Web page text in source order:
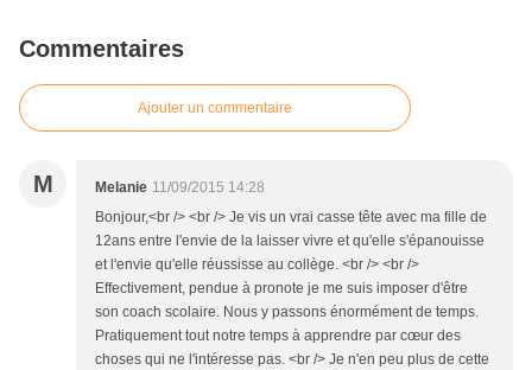
Commentaires
Ajouter un commentaire
M Melanie 11/09/2015 14:28
Bonjour,<br /> <br /> Je vis un vrai casse tête avec ma fille de
12ans entre l'envie de la laisser vivre et qu'elle s'épanouisse
et l'envie qu'elle réussisse au collège. <br /> <br />
Effectivement, pendue à pronote je me suis imposer d'être
son coach scolaire. Nous y passons énormément de temps.
Pratiquement tout notre temps à apprendre par cœur des
choses qui ne l'intéresse pas. <br /> Je n'en peu plus de cette